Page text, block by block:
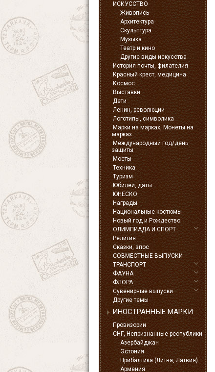
ИСКУССТВО
Живопись
Архитектура
Скульптура
Музыка
Театр и кино
Другие виды искусства
История почты, филателия
Красный крест, медицина
Космос
Выставки
Дети
Ленин, революции
Логотипы, символика
Марки на марках, Монеты на
марках
Международный год/день
защиты
Мосты
Техника
Туризм
Юбилеи, даты
ЮНЕСКО
Награды
Национальные костюмы
Новый год и Рождество
ОЛИМПИАДА И СПОРТ
Религия
Сказки, эпос
СОВМЕСТНЫЕ ВЫПУСКИ
ТРАНСПОРТ
ФАУНА
ФЛОРА
Сувенирные выпуски
Другие темы
ИНОСТРАННЫЕ МАРКИ
Провизории
СНГ, Непризнанные республики
Азербайджан
Эстония
Прибалтика (Литва, Латвия)
Армения